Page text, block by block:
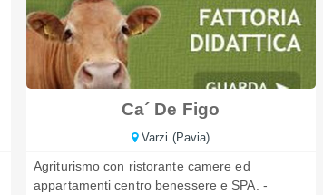
Ca´ De Figo
Varzi (Pavia)
Agriturismo con ristorante camere ed
appartamenti centro benessere e SPA. -